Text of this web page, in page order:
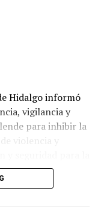
Hidalgo informó
vigilancia y
para inhibir la
violencia y